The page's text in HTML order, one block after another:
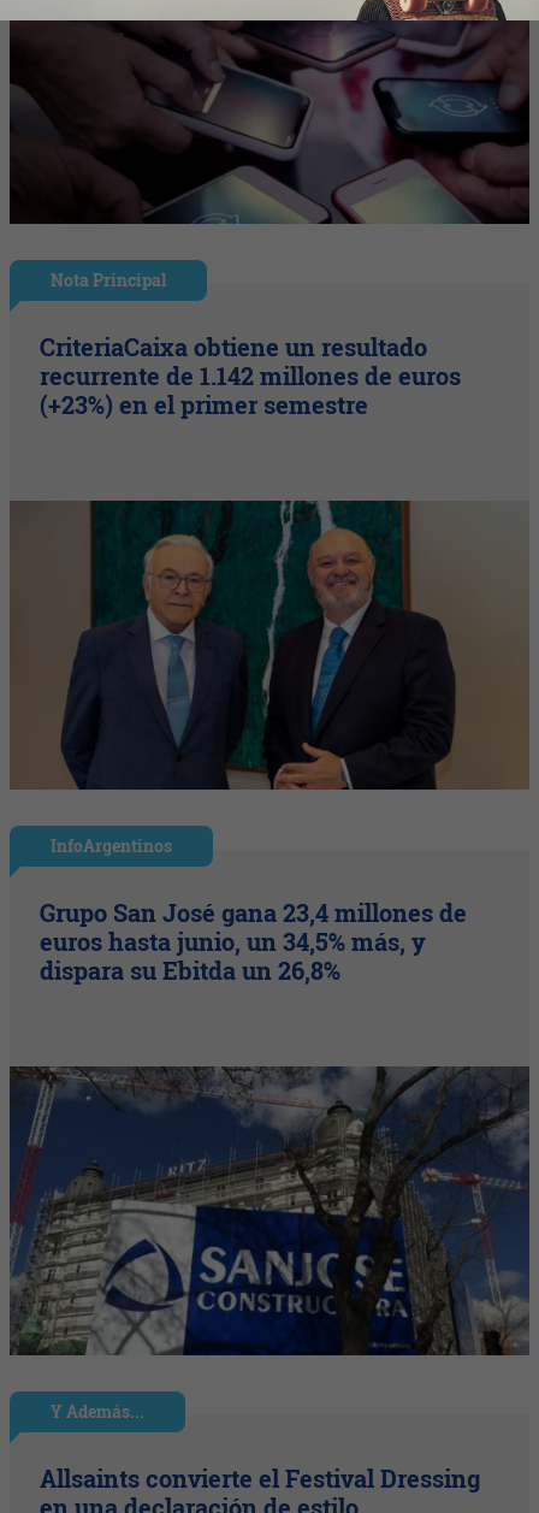
Nota Principal
CriteriaCaixa obtiene un resultado
recurrente de 1.142 millones de euros
(+23%) en el primer semestre
InfoArgentinos
Grupo San José gana 23,4 millones de
euros hasta junio, un 34,5% más, y
dispara su Ebitda un 26,8%
Y Además...
Allsaints convierte el Festival Dressing